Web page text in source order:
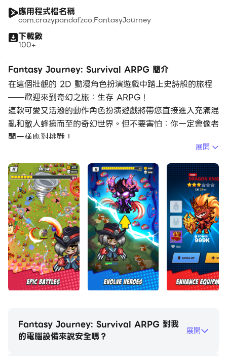
應用程式檔名稱
com.crazypandafzco.FantasyJourney
下載數
100+
Fantasy Journey: Survival ARPG 簡介
在這個壯觀的 2D 動漫角色扮演遊戲中踏上史詩般的旅程
——歡迎來到奇幻之旅：生存 ARPG！
這款可愛又活潑的動作角色扮演遊戲將帶您直接進入充滿混
亂和敵人蜂擁而至的奇幻世界。但不要害怕：你一定會像老
闆一樣應對挑戰！
那個設定
許多世紀以前，過去最偉大的英雄們與成群結隊的惡魔進行
了一場艱苦的戰爭，最終成功地將他們關在了聖方舟中。幻
想世界終於安全了，但惡魔們並不是一群溫順的人：他們帶
著他們的是時候變得更強大了，終於打倒了方舟的防禦，擺
脫了枷鎖，掙脫了束縛。
幸運的是，有你——為數不多的一直守護著方舟的倖存英雄
之一，現在就靠你來粉碎惡魔的進攻了。
招募當今所有最強大的英雄，擺脫邪惡！參加史詩般的戰
鬥，擊敗巨大的怪物，成為所有時代的終極惡魔殺手！保護
怎麼玩
使用屏幕上的操縱桿控制您的角色：他們的武器會自動攻擊
展開
Fantasy Journey: Survival ARPG 對我
的電腦設備來說安全嗎？
展開